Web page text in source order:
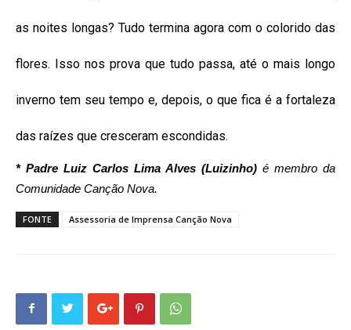
as noites longas? Tudo termina agora com o colorido das
flores. Isso nos prova que tudo passa, até o mais longo
inverno tem seu tempo e, depois, o que fica é a fortaleza
das raízes que cresceram escondidas.
* Padre Luiz Carlos Lima Alves (Luizinho) é membro da
Comunidade Canção Nova.
FONTE Assessoria de Imprensa Canção Nova